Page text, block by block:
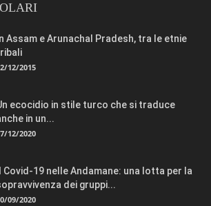
In Assam e Arunachal Pradesh, tra le etnie
12/2015
ecocidio in stile turco che si traduce
in un...
12/2020
Il Covid-19 nelle Andamane: una lotta per la
dei gruppi...
09/2020